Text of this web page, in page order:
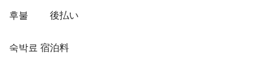
후불 後払い
숙박료 宿泊料